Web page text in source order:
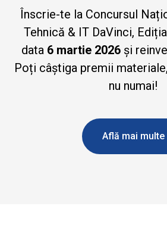
Înscrie-te la Concursul
Tehnică & IT DaVinci,
data 6 martie 2026 și
Poți câștiga premii
nu numai!
Află mai multe